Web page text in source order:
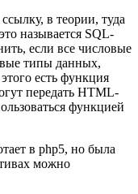
в теории, туда
называется SQL-
если все числовые
типы данных,
есть функция
передать HTML-
функцией
в php5, но была
можно